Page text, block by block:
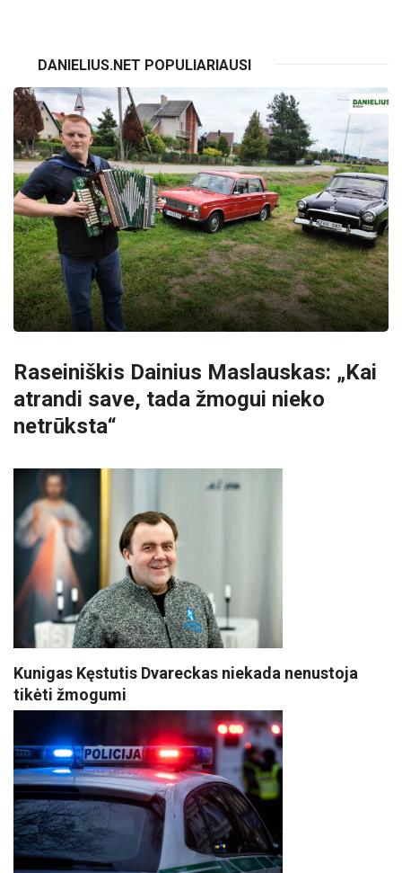
DANIELIUS.NET POPULIARIAUSI
Raseiniškis Dainius Maslauskas: „Kai
atrandi save, tada žmogui nieko
netrūksta“
Kunigas Kęstutis Dvareckas niekada nenustoja
tikėti žmogumi